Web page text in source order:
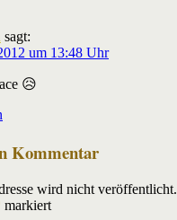
sagt:
um 13:48 Uhr
😥
Kommentar
wird nicht veröffentlicht.
markiert